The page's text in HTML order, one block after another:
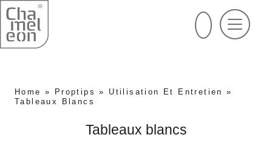
Home » Proptips » Utilisation Et Entretien »
Tableaux Blancs
Tableaux blancs